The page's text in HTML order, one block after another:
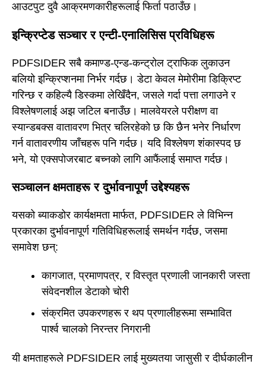
आउटपुट दुवै आक्रमणकारीहरूलाई फिर्ता पठाउँछ।
इन्क्रिप्टेड सञ्चार र एन्टी-एनालिसिस प्रविधिहरू
PDFSIDER सबै कमाण्ड-एन्ड-कन्ट्रोल ट्राफिक लुकाउन
बलियो इन्क्रिप्शनमा निर्भर गर्दछ। डेटा केवल मेमोरीमा डिक्रिप्ट
गरिन्छ र कहिल्यै डिस्कमा लेखिँदैन, जसले गर्दा पत्ता लगाउने र
विश्लेषणलाई अझ जटिल बनाउँछ। मालवेयरले परीक्षण वा
स्यान्डबक्स वातावरण भित्र चलिरहेको छ कि छैन भनेर निर्धारण
गर्न वातावरणीय जाँचहरू पनि गर्दछ। यदि विश्लेषण शंकास्पद छ
भने, यो एक्सपोजरबाट बच्नको लागि आफैंलाई समाप्त गर्दछ।
सञ्चालन क्षमताहरू र दुर्भावनापूर्ण उद्देश्यहरू
यसको ब्याकडोर कार्यक्षमता मार्फत, PDFSIDER ले विभिन्न
प्रकारका दुर्भावनापूर्ण गतिविधिहरूलाई समर्थन गर्दछ, जसमा
समावेश छन्:
कागजात, प्रमाणपत्र, र विस्तृत प्रणाली जानकारी जस्ता
संवेदनशील डेटाको चोरी
संक्रमित उपकरणहरू र थप प्रणालीहरूमा सम्भावित
पार्श्व चालको निरन्तर निगरानी
यी क्षमताहरूले PDFSIDER लाई मुख्यतया जासुसी र दीर्घकालीन